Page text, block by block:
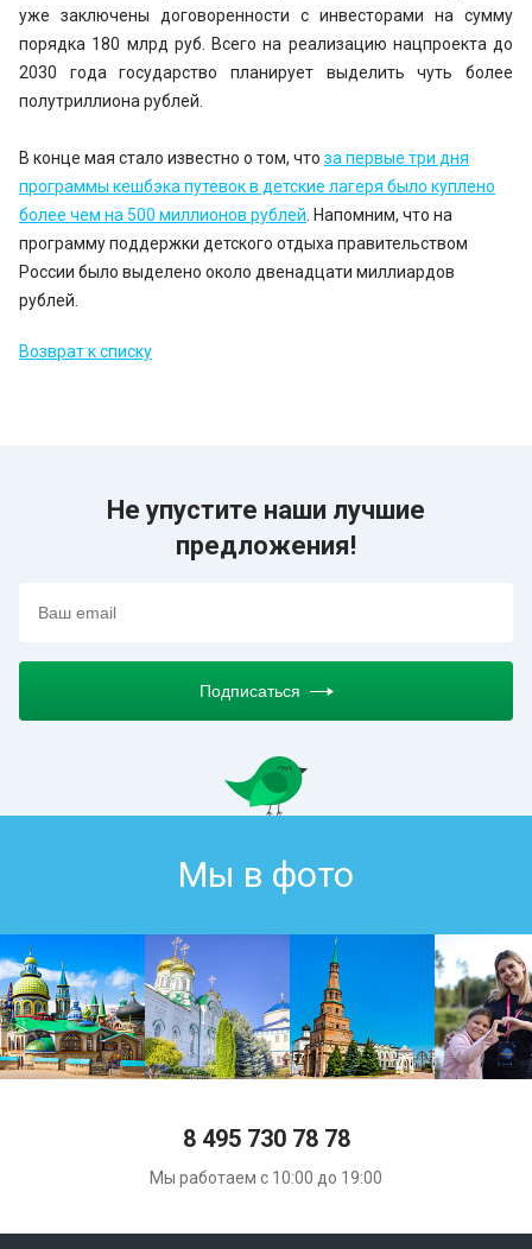
уже заключены договоренности с инвесторами на сумму
порядка 180 млрд руб. Всего на реализацию нацпроекта до
2030 года государство планирует выделить чуть более
полутриллиона рублей.
В конце мая стало известно о том, что за первые три дня
программы кешбэка путевок в детские лагеря было куплено
более чем на 500 миллионов рублей . Напомним, что на
программу поддержки детского отдыха правительством
России было выделено около двенадцати миллиардов
рублей.
Возврат к списку
Не упустите наши лучшие
предложения!
Подписаться
Мы в фото
8 495 730 78 78
Мы работаем с 10:00 до 19:00